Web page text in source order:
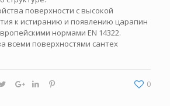
поверхности с высокой
к истиранию и появлению царапин
нормами EN 14322.
всеми поверхностями сантех
0